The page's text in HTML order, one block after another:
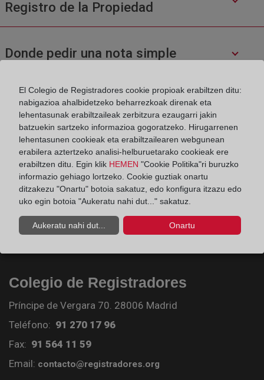
Registro de la Propiedad
Donde pedir una nota simple
¿Cuál es el contenido de una nota simple
o una certificación?
¿Cómo se inscribe una cancelación de
hipoteca?
Colegio de Registradores
Príncipe de Vergara 70. 28006 Madrid
Teléfono: 91 270 17 96
Fax: 91 564 11 59
Email: contacto@registradores.org
El Colegio de Registradores cookie propioak erabiltzen ditu:
nabigazioa ahalbidetzeko beharrezkoak direnak eta
lehentasunak erabiltzaileak zerbitzura ezaugarri jakin
batzuekin sartzeko informazioa gogoratzeko. Hirugarrenen
lehentasunen cookieak eta erabiltzailearen webgunean
erabilera aztertzeko analisi-helburuetarako cookieak ere
erabiltzen ditu. Egin klik HEMEN "Cookie Politika"ri buruzko
informazio gehiago lortzeko. Cookie guztiak onartu
ditzakezu "Onartu" botoia sakatuz, edo konfigura itzazu edo
uko egin botoia "Aukeratu nahi dut..." sakatuz.
Aukeratu nahi dut... Onartu